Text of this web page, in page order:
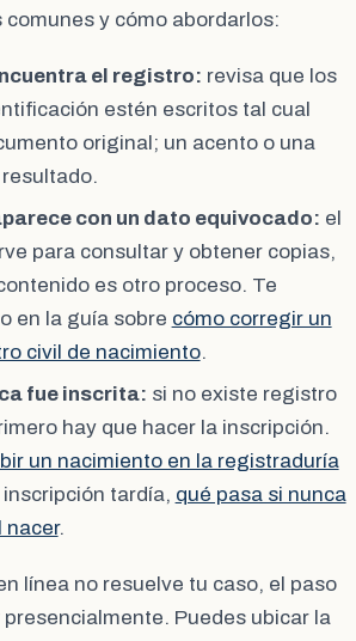
comunes y cómo abordarlos:
el registro: revisa que los
estén escritos tal cual
original; un acento o una
con un dato equivocado: el
para consultar y obtener copias,
es otro proceso. Te
en la guía sobre cómo corregir un
civil de nacimiento.
fue inscrita: si no existe registro
hay que hacer la inscripción.
un nacimiento en la registraduría
tardía, qué pasa si nunca
nacer.
línea no resuelve tu caso, el paso
Puedes ubicar la